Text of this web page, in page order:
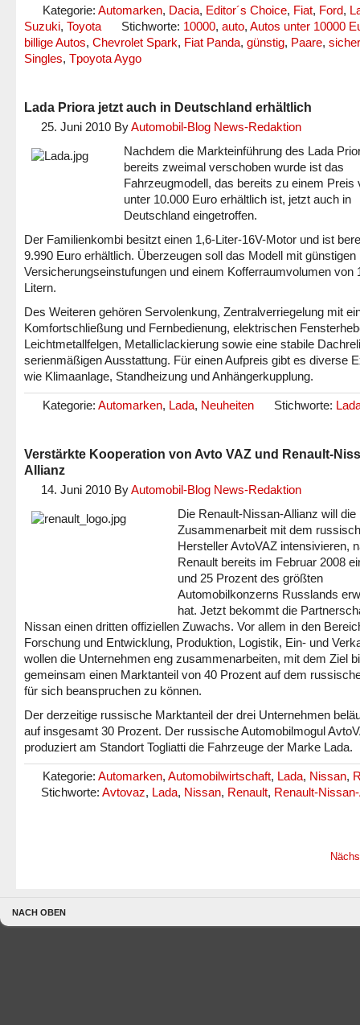
Kategorie: Automarken, Dacia, Editor´s Choice, Fiat, Ford,
Suzuki, Toyota Stichworte: 10000, auto, Autos unter 10000
billige Autos, Chevrolet Spark, Fiat Panda, günstig, Paare, sicher
Singles, Tpoyota Aygo
Lada Priora jetzt auch in Deutschland erhältlich
25. Juni 2010 ByAutomobil-Blog News-Redaktion
Nachdem die Markteinführung des Lada
bereits zweimal verschoben wurde ist das
Fahrzeugmodell, das bereits zu einem Preis
unter 10.000 Euro erhältlich ist, jetzt auch in
Deutschland eingetroffen.
Der Familienkombi besitzt einen 1,6-Liter-16V-Motor und ist
9.990 Euro erhältlich. Überzeugen soll das Modell mit günstigen
Versicherungseinstufungen und einem Kofferraumvolumen von
Litern.
Des Weiteren gehören Servolenkung, Zentralverriegelung mit
Komfortschließung und Fernbedienung, elektrischen
Leichtmetallfelgen, Metalliclackierung sowie eine stabile
serienmäßigen Ausstattung. Für einen Aufpreis gibt es diverse
wie Klimaanlage, Standheizung und Anhängerkupplung.
Kategorie: Automarken, Lada, Neuheiten Stichworte:
Verstärkte Kooperation von Avto VAZ und Renault-
Allianz
14. Juni 2010 ByAutomobil-Blog News-Redaktion
Die Renault-Nissan-Allianz will die
Zusammenarbeit mit dem
Hersteller AvtoVAZ intensivieren,
Renault bereits im Februar 2008
und 25 Prozent des größten
Automobilkonzerns Russlands
hat. Jetzt bekommt die
Nissan einen dritten offiziellen Zuwachs. Vor allem in den
Forschung und Entwicklung, Produktion, Logistik, Ein- und
wollen die Unternehmen eng zusammenarbeiten, mit dem Ziel
gemeinsam einen Marktanteil von 40 Prozent auf dem
für sich beanspruchen zu können.
Der derzeitige russische Marktanteil der drei Unternehmen
auf insgesamt 30 Prozent. Der russische Automobilmogul
produziert am Standort Togliatti die Fahrzeuge der Marke Lada.
Kategorie: Automarken, Automobilwirtschaft, Lada, Nissan,
Stichworte: Avtovaz, Lada, Nissan, Renault, Renault-
NACH OBEN